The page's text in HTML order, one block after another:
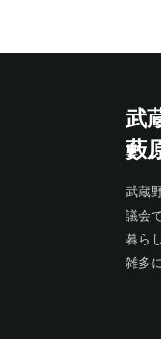
武
藪
武蔵
議会
暮ら
雑多